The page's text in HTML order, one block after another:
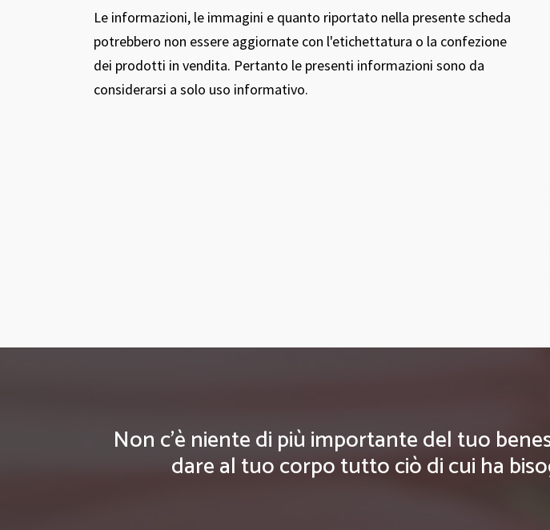
Le informazioni, le immagini e quanto riportato nella presente scheda
potrebbero non essere aggiornate con l'etichettatura o la confezione
dei prodotti in vendita. Pertanto le presenti informazioni sono da
considerarsi a solo uso informativo.
Non c'è niente di più importante del tuo
dare al tuo corpo tutto ciò di cui ha